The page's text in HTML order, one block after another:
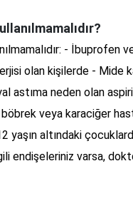
- İbuprofen
olan kişilerde - Mide
astıma neden olan
veya karaciğer
yaşın altındaki
endişeleriniz varsa,